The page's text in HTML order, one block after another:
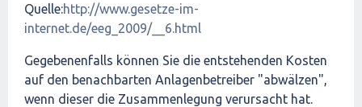
Quelle:http://www.gesetze-im-
internet.de/eeg_2009/__6.html
Gegebenenfalls können Sie die entstehenden Kosten
auf den benachbarten Anlagenbetreiber "abwälzen",
wenn dieser die Zusammenlegung verursacht hat.